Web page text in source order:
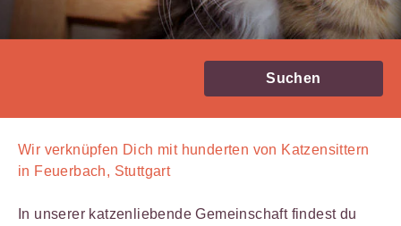
Suchen
Wir verknüpfen Dich mit hunderten von Katzensittern
in Feuerbach, Stuttgart
In unserer katzenliebende Gemeinschaft findest du